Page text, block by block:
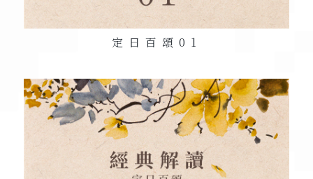
定日百頌 01